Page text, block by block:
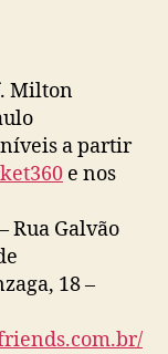
Milton
a partir
e nos
Rua Galvão
18 –